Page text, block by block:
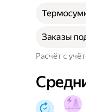
Расчёт с
Заказы